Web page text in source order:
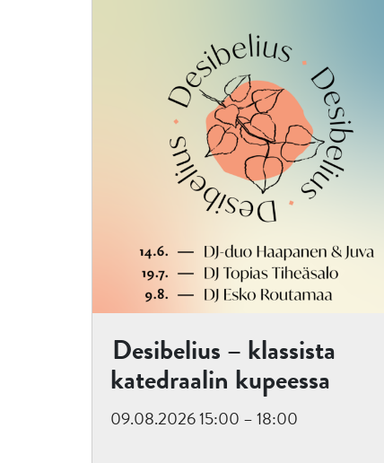
Desibelius – klassista
katedraalin kupeessa
09.08.2026 15:00 – 18:00